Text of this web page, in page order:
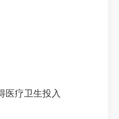
疗卫生投入